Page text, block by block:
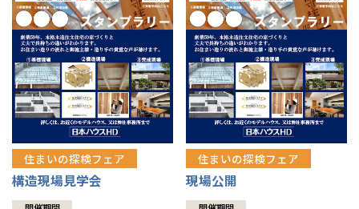
住まいの探検フェア
構造現場見学会
住まいの探検フェア
現場公開